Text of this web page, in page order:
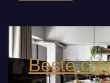
Beste